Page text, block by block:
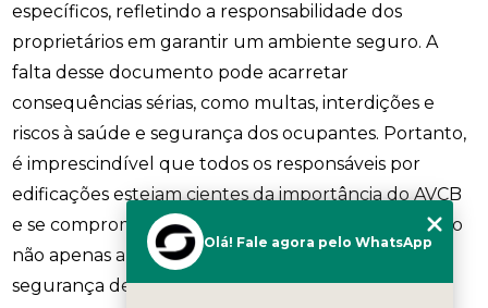
específicos, refletindo a responsabilidade dos
proprietários em garantir um ambiente seguro. A
falta desse documento pode acarretar
consequências sérias, como multas, interdições e
riscos à saúde e segurança dos ocupantes. Portanto,
é imprescindível que todos os responsáveis por
edificações estejam cientes da importância do AVCB
e se comprometam a mantê-lo em dia, assegurando
não apenas a conformidade legal, mas também a
segurança de todos os que utilizam o espaço.
Olá! Fale agora pelo WhatsApp